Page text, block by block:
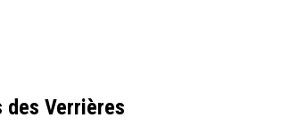
des Verrières